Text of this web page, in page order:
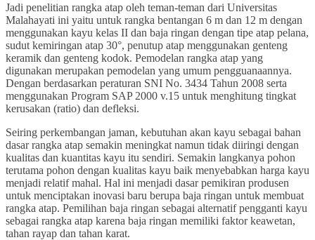
Jadi penelitian rangka atap oleh teman-teman dari Universitas
Malahayati ini yaitu untuk rangka bentangan 6 m dan 12 m dengan
menggunakan kayu kelas II dan baja ringan dengan tipe atap pelana,
sudut kemiringan atap 30°, penutup atap menggunakan genteng
keramik dan genteng kodok. Pemodelan rangka atap yang
digunakan merupakan pemodelan yang umum pengguanaannya.
Dengan berdasarkan peraturan SNI No. 3434 Tahun 2008 serta
menggunakan Program SAP 2000 v.15 untuk menghitung tingkat
kerusakan (ratio) dan defleksi.
Seiring perkembangan jaman, kebutuhan akan kayu sebagai bahan
dasar rangka atap semakin meningkat namun tidak diiringi dengan
kualitas dan kuantitas kayu itu sendiri. Semakin langkanya pohon
terutama pohon dengan kualitas kayu baik menyebabkan harga kayu
menjadi relatif mahal. Hal ini menjadi dasar pemikiran produsen
untuk menciptakan inovasi baru berupa baja ringan untuk membuat
rangka atap. Pemilihan baja ringan sebagai alternatif pengganti kayu
sebagai rangka atap karena baja ringan memiliki faktor keawetan,
tahan rayap dan tahan karat.